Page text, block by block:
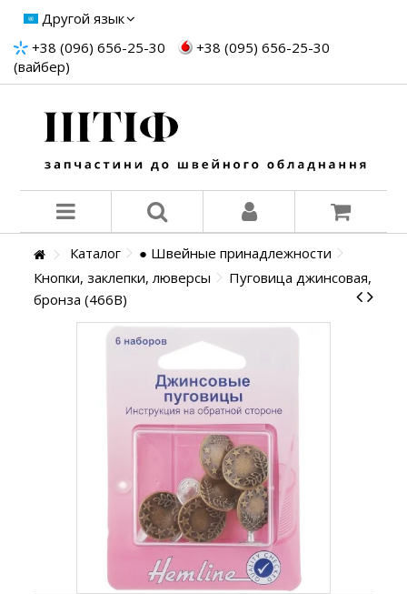
Другой язык
+38 (096) 656-25-30
+38 (095) 656-25-30
(вайбер)
Каталог
● Швейные принадлежности
Кнопки, заклепки, люверсы
Пуговица джинсовая,
бронза (466В)